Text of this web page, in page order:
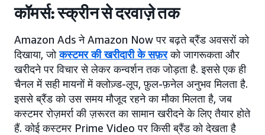
कॉमर्स: स्क्रीन से दरवाज़े तक
Amazon Ads ने Amazon Now पर बढ़ते ब्रैंड अवसरों को
दिखाया, जोकस्टमर की खरीदारी के सफ़रको जागरूकता और
खरीदने पर विचार से लेकर कन्वर्शन तक जोड़ता है. इससे एक ही
चैनल में सही मायनों में क्लोज़्ड-लूप, फ़ुल-फ़नेल अनुभव मिलता है.
इससे ब्रैंड को उस समय मौजूद रहने का मौका मिलता है, जब
कस्टमर रोज़मर्रा की ज़रूरत का सामान खरीदने के लिए तैयार होते
हैं. कोई कस्टमर Prime Video पर किसी ब्रैंड को देखता है